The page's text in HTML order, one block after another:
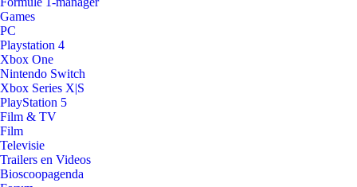
Games
PC
Playstation 4
Xbox One
Nintendo Switch
Xbox Series X|S
PlayStation 5
Film & TV
Film
Televisie
Trailers en Videos
Bioscoopagenda